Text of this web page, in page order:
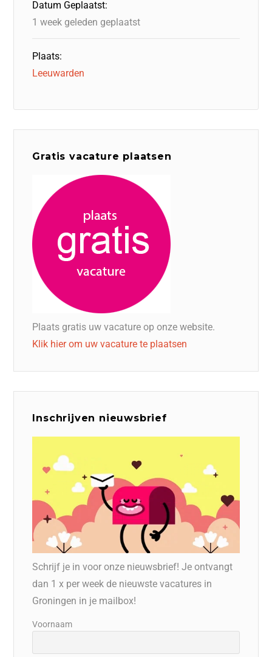
k
Datum Geplaatst:
1 week geleden geplaatst
Plaats:
Leeuwarden
Gratis vacature plaatsen
Plaats gratis uw vacature op onze website.
Klik hier om uw vacature te plaatsen
Inschrijven nieuwsbrief
Schrijf je in voor onze nieuwsbrief! Je ontvangt
dan 1 x per week de nieuwste vacatures in
Groningen in je mailbox!
Voornaam